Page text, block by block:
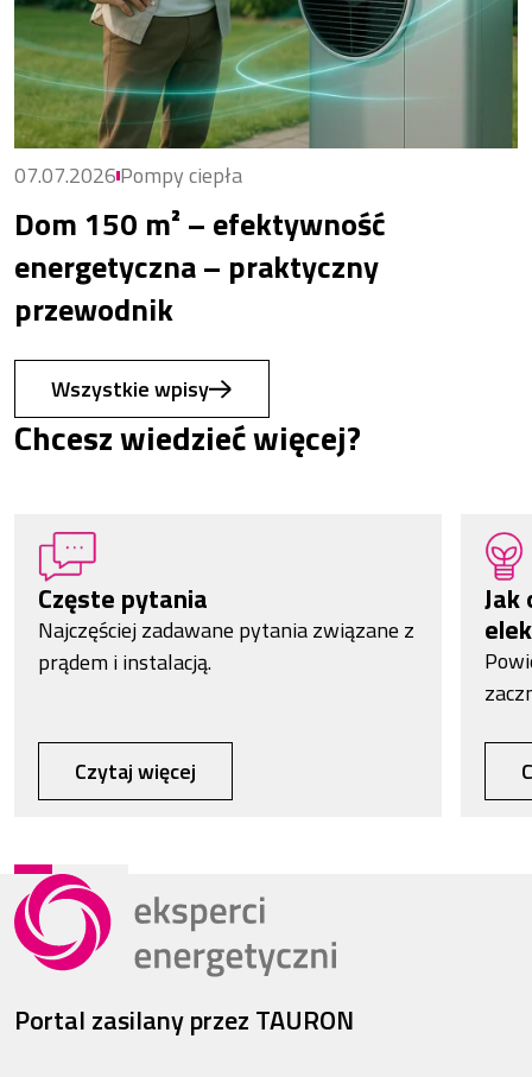
07.07.2026Pompy ciepła
Dom 150 m² – efektywność
energetyczna – praktyczny
przewodnik
Wszystkie wpisy
Chcesz wiedzieć więcej?
Częste pytania
Najczęściej zadawane pytania związane z
prądem i instalacją.
Czytaj więcej
Jak
Portal zasilany przez TAURON